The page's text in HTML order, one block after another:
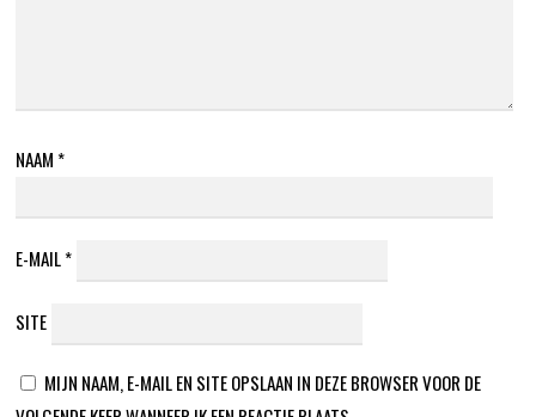
NAAM *
E-MAIL*
SITE
MIJN NAAM, E-MAIL EN SITE OPSLAAN IN DEZE BROWSER VOOR DE